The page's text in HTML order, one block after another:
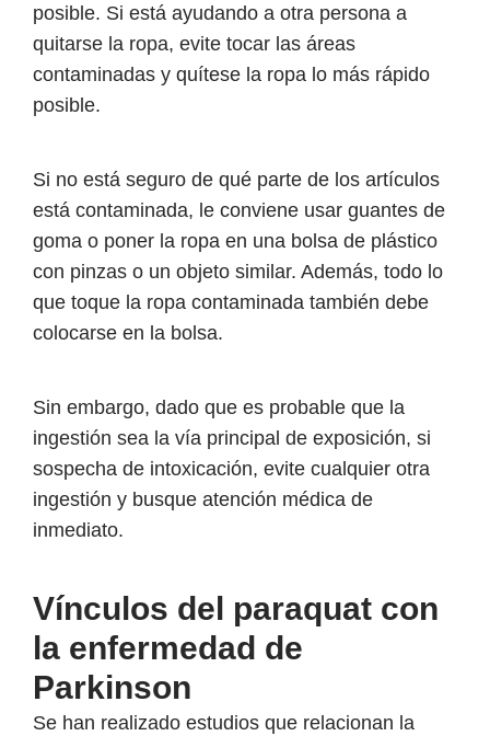
posible. Si está ayudando a otra persona a
quitarse la ropa, evite tocar las áreas
contaminadas y quítese la ropa lo más rápido
posible.
Si no está seguro de qué parte de los artículos
está contaminada, le conviene usar guantes de
goma o poner la ropa en una bolsa de plástico
con pinzas o un objeto similar. Además, todo lo
que toque la ropa contaminada también debe
colocarse en la bolsa.
Sin embargo, dado que es probable que la
ingestión sea la vía principal de exposición, si
sospecha de intoxicación, evite cualquier otra
ingestión y busque atención médica de
inmediato.
Vínculos del paraquat con
la enfermedad de
Parkinson
Se han realizado estudios que relacionan la